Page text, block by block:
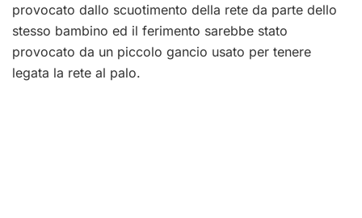
provocato dallo scuotimento della rete da parte dello
stesso bambino ed il ferimento sarebbe stato
provocato da un piccolo gancio usato per tenere
legata la rete al palo.